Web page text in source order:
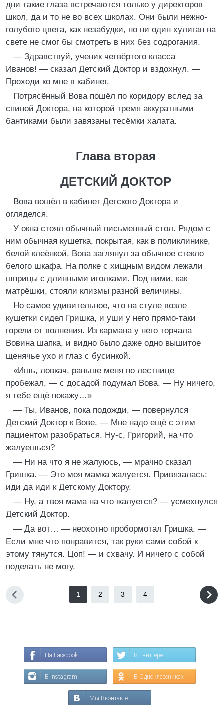
дни такие глаза встречаются только у директоров
школ, да и то не во всех школах. Они были нежно-
голубого цвета, как незабудки, но ни один хулиган на
свете не смог бы смотреть в них без содрогания.
— Здравствуй, ученик четвёртого класса
Иванов! — сказал Детский Доктор и вздохнул. —
Проходи ко мне в кабинет.
Потрясённый Вова пошёл по коридору вслед за
спиной Доктора, на которой тремя аккуратными
бантиками были завязаны тесёмки халата.
Глава вторая
ДЕТСКИЙ ДОКТОР
Вова вошёл в кабинет Детского Доктора и
огляделся.
У окна стоял обычный письменный стол. Рядом с
ним обычная кушетка, покрытая, как в поликлинике,
белой клеёнкой. Вова заглянул за обычное стекло
белого шкафа. На полке с хищным видом лежали
шприцы с длинными иголками. Под ними, как
матрёшки, стояли клизмы разной величины.
Но самое удивительное, что на стуле возле
кушетки сидел Гришка, и уши у него прямо-таки
горели от волнения. Из кармана у него торчала
Вовина шапка, и видно было даже одно вышитое
щенячье ухо и глаз с бусинкой.
«Ишь, ловкач, раньше меня по лестнице
пробежал, — с досадой подумал Вова. — Ну ничего,
я тебе ещё покажу…»
— Ты, Иванов, пока подожди, — повернулся
Детский Доктор к Вове. — Мне надо ещё с этим
пациентом разобраться. Ну-с, Григорий, на что
жалуешься?
— Ни на что я не жалуюсь, — мрачно сказал
Гришка. — Это моя мамка жалуется. Привязалась:
иди да иди к Детскому Доктору.
— Ну, а твоя мама на что жалуется? — усмехнулся
Детский Доктор.
— Да вот… — неохотно пробормотал Гришка. —
Если мне что понравится, так руки сами собой к
этому тянутся. Цоп! — и схвачу. И ничего с собой
поделать не могу.
1 2 3 4
На Facebook В Твиттере
В Instagram В Одноклассниках
Мы Вконтакте